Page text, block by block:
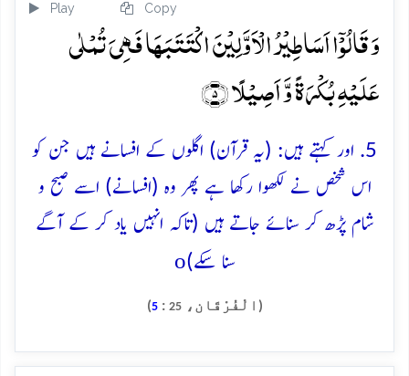
Play Copy
وَ قَالُوۡۤا اَسَاطِیۡرُ الۡاَوَّلِیۡنَ اکۡتَتَبَہَا فَہِیَ تُمۡلٰی
عَلَیۡہِ بُکۡرَۃً وَّ اَصِیۡلًا ﴿۵﴾
5. اور کہتے ہیں: (یہ قرآن) اگلوں کے افسانے ہیں جن کو
اس شخص نے لکھوا رکھا ہے پھر وہ (افسانے) اسے صبح و
شام پڑھ کر سنائے جاتے ہیں (تاکہ انہیں یاد کر کے آگے
سنا سکے)o
(الْفُرْقَان،25
:
5
)